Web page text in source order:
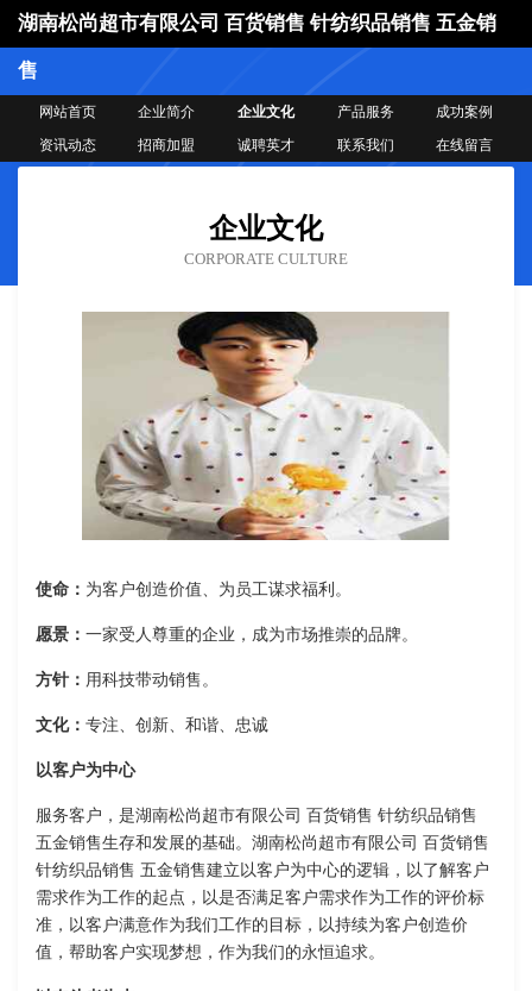
湖南松尚超市有限公司 百货销售 针纺织品销售 五金销
售
网站首页 企业简介 企业文化 产品服务
成功案例
资讯动态
招商加盟 诚聘英才 联系我们 在线留言
企业文化
CORPORATE CULTURE
使命： 为客户创造价值、为员工谋求福利。
愿景： 一家受人尊重的企业，成为市场推崇的品牌。
方针： 用科技带动销售。
文化： 专注、创新、和谐、忠诚
以客户为中心
服务客户，是湖南松尚超市有限公司 百货销售 针纺织品销售
五金销售生存和发展的基础。湖南松尚超市有限公司 百货销售
针纺织品销售 五金销售建立以客户为中心的逻辑，以了解客户
需求作为工作的起点，以是否满足客户需求作为工作的评价标
准，以客户满意作为我们工作的目标，以持续为客户创造价
值，帮助客户实现梦想，作为我们的永恒追求。